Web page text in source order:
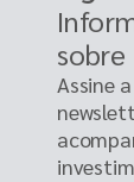
sobre
Assine